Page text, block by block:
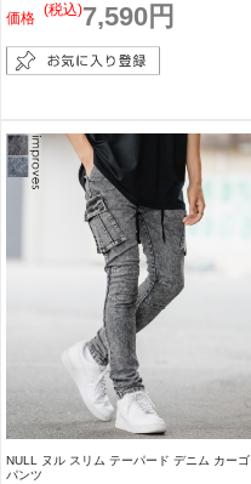
価格 7,590円
(税込)
NULL ヌル スリム テーパード デニム カーゴ
パンツ